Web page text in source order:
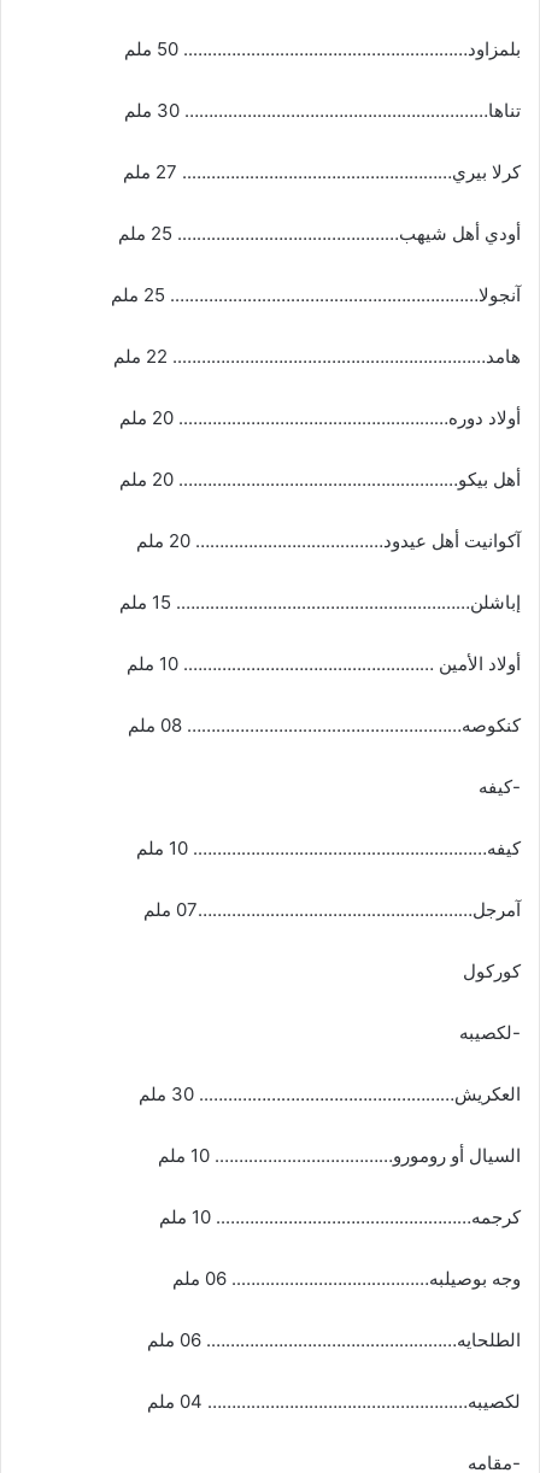
بلمزاود………………………………………………….. 50 ملم
تناها……………………………………………………… 30 ملم
كرلا بيري……………………………………………….. 27 ملم
أودي أهل شيهب………………………………………. 25 ملم
آنجولا………………………………………………………. 25 ملم
هامد……………………………………………………….. 22 ملم
أولاد دوره……………………………………………….. 20 ملم
أهل بيكو…………………………………………………. 20 ملم
آكوانيت أهل عيدود………………………………… 20 ملم
إباشلن……………………………………………………. 15 ملم
أولاد الأمين ……………………………………………. 10 ملم
كنكوصه………………………………………………… 08 ملم
-كيفه
كيفه……………………………………………………. 10 ملم
آمرجل…………………………………………………07 ملم
كوركول
-لكصيبه
العكريش…………………………………………….. 30 ملم
السيال أو رومورو………………………………. 10 ملم
كرجمه…………………………………………….. 10 ملم
وجه بوصيلبه………………………………….. 06 ملم
الطلحايه……………………………………………. 06 ملم
لكصيبه……………………………………………… 04 ملم
-مقامه